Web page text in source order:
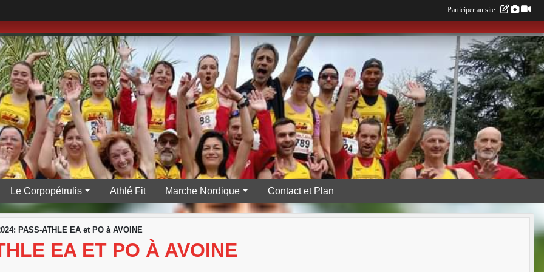
Le Corpopétrulis Athlé Fit Marche Nordique Contact et Plan
PASS-ATHLE EA et PO à AVOINE
EA ET PO À AVOINE
Participer au site :